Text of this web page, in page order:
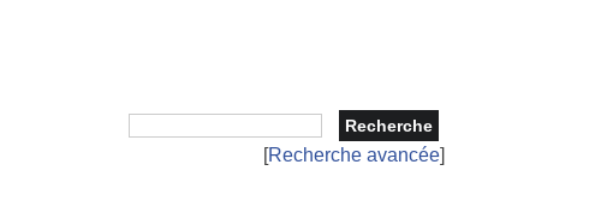
[Recherche avancée]